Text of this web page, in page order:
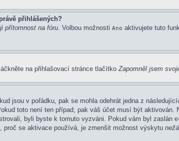
přihlášených?
přítomnost na fóru. Volbou možnosti Ano aktivujete tuto
na přihlašovací stránce tlačítkoZapomněl jsem
jsou v pořádku, pak se mohla odehrát jedna z
toto není ten případ, pak váš účet musí být
byli byste k tomuto vyzváni. Pokud vám byl zaslán
proč se aktivace používá, je zmenšit možnost výskytu